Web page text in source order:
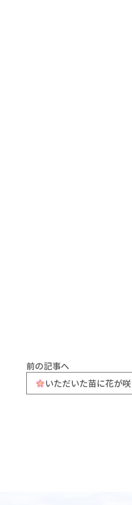
前の記事へ
いただいた苗に花が